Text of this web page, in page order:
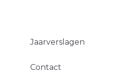
Jaarverslagen
Contact